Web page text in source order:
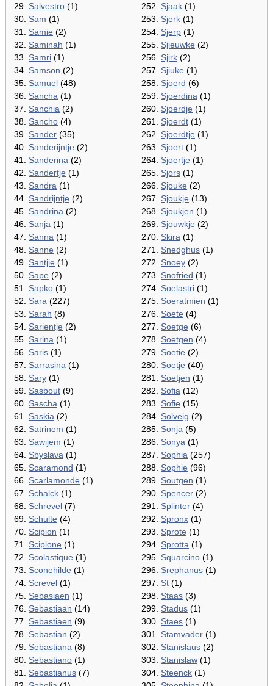
29. Salvestro (1)
30. Sam (1)
31. Samie (2)
32. Saminah (1)
33. Samri (1)
34. Samson (2)
35. Samuel (48)
36. Sancha (1)
37. Sanchia (2)
38. Sancho (4)
39. Sander (35)
40. Sanderijntje (2)
41. Sanderina (2)
42. Sandertje (1)
43. Sandra (1)
44. Sandrijntje (2)
45. Sandrina (2)
46. Sanja (1)
47. Sanna (1)
48. Sanne (2)
49. Santjie (1)
50. Sape (2)
51. Sapko (1)
52. Sara (227)
53. Sarah (8)
54. Sarientje (2)
55. Sarina (1)
56. Saris (1)
57. Sarrasina (1)
58. Sary (1)
59. Sasbout (9)
60. Sascha (1)
61. Saskia (2)
62. Satrinem (1)
63. Sawijem (1)
64. Sbyslava (1)
65. Scaramond (1)
66. Scarlamonde (1)
67. Schalck (1)
68. Schrevel (7)
69. Schulte (4)
70. Scipion (1)
71. Scipione (1)
72. Scolastique (1)
73. Sconehilde (1)
74. Screvel (1)
75. Sebasiaen (1)
76. Sebastiaan (14)
77. Sebastiaen (9)
78. Sebastian (2)
79. Sebastiana (8)
80. Sebastiano (1)
81. Sebastianus (7)
252. Sjaak (1)
253. Sjerk (1)
254. Sjerp (1)
255. Sjieuwke (2)
256. Sjirk (2)
257. Sjiuke (1)
258. Sjoerd (6)
259. Sjoerdina (1)
260. Sjoerdje (1)
261. Sjoerdt (1)
262. Sjoerdtje (1)
263. Sjoert (1)
264. Sjoertje (1)
265. Sjors (1)
266. Sjouke (2)
267. Sjoukje (13)
268. Sjoukjen (1)
269. Sjouwkje (2)
270. Skira (1)
271. Snedghus (1)
272. Snoey (2)
273. Snofried (1)
274. Soelastri (1)
275. Soeratmien (1)
276. Soete (4)
277. Soetge (6)
278. Soetgen (4)
279. Soetie (2)
280. Soetje (40)
281. Soetjen (1)
282. Sofia (12)
283. Sofie (15)
284. Solveig (2)
285. Sonja (5)
286. Sonya (1)
287. Sophia (257)
288. Sophie (96)
289. Soutgen (1)
290. Spencer (2)
291. Splinter (4)
292. Spronx (1)
293. Sprote (1)
294. Sprotta (1)
295. Squarcino (1)
296. Srephanus (1)
297. St (1)
298. Staas (3)
299. Stadus (1)
300. Staes (1)
301. Stamvader (1)
302. Stanislaus (2)
303. Stanislaw (1)
304. Steenck (1)